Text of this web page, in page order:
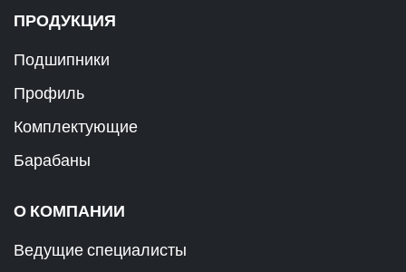
ПРОДУКЦИЯ
Подшипники
Профиль
Комплектующие
Барабаны
О КОМПАНИИ
Ведущие специалисты